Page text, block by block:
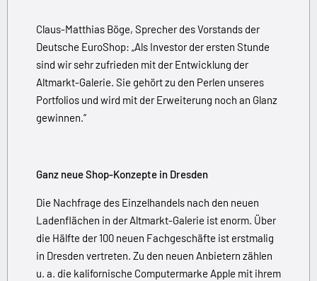
Claus-Matthias Böge, Sprecher des Vorstands der
Deutsche EuroShop: „Als Investor der ersten Stunde
sind wir sehr zufrieden mit der Entwicklung der
Altmarkt-Galerie. Sie gehört zu den Perlen unseres
Portfolios und wird mit der Erweiterung noch an Glanz
gewinnen.“
Ganz neue Shop-Konzepte in Dresden
Die Nachfrage des Einzelhandels nach den neuen
Ladenflächen in der Altmarkt-Galerie ist enorm. Über
die Hälfte der 100 neuen Fachgeschäfte ist erstmalig
in Dresden vertreten. Zu den neuen Anbietern zählen
u. a. die kalifornische Computermarke Apple mit ihrem